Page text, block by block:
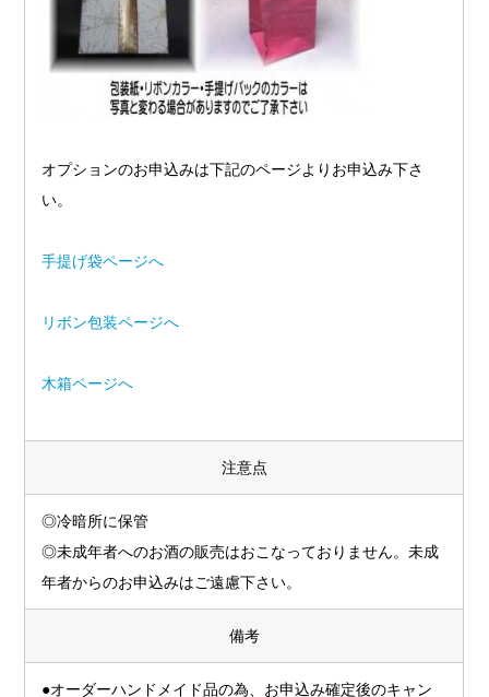
オプションのお申込みは下記のページよりお申込み下さ
い。
手提げ袋ページへ
リボン包装ページへ
木箱ページへ
注意点
◎冷暗所に保管
◎未成年者へのお酒の販売はおこなっておりません。未成
年者からのお申込みはご遠慮下さい。
備考
●オーダーハンドメイド品の為、お申込み確定後のキャン